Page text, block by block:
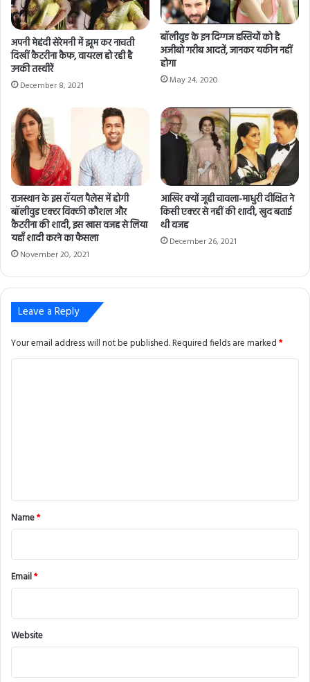
l
a
d
d
r
e
अपनी मेहंदी सेरेमनी में झूम कर नाचती
दिखीं कैटरीना कैफ, वायरल हो रही है
उनकी तस्वीरें
December 8, 2021
बॉलीवुड के इन दिग्गज हस्तियों को है
अजीबो गरीब आदतें, जानकर यकीन नहीं
होगा
May 24, 2020
राजस्थान के इस रॉयल पैलेस में होगी
बॉलीवुड एक्टर विक्की कौशल और
कैटरीना की शादी, इस खास वजह से लिया
यहाँ शादी करने का फैसला
November 20, 2021
आखिर क्यों जूही चावला-माधुरी दीक्षित ने
किसी एक्टर से नहीं की शादी, खुद बताई
थी वजह
December 26, 2021
Leave a Reply
Your email address will not be published.Required fields are marked*
*
Name*
Email*
Website